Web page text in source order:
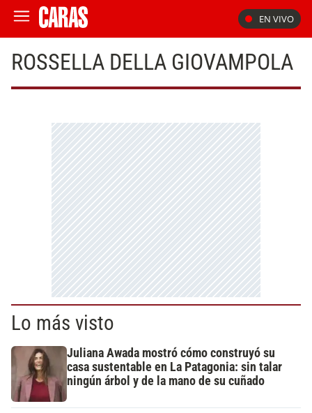
EN VIVO
ROSSELLA DELLA GIOVAMPOLA
Lo más visto
Juliana Awada mostró cómo construyó su
casa sustentable en La Patagonia: sin talar
ningún árbol y de la mano de su cuñado